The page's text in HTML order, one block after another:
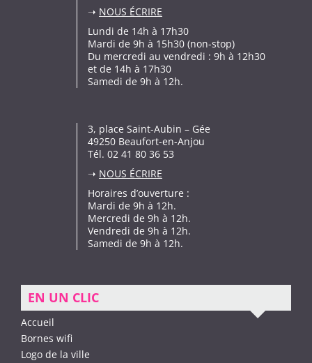
➝ NOUS ÉCRIRE
Lundi de 14h à 17h30
Mardi de 9h à 15h30 (non-stop)
Du mercredi au vendredi : 9h à 12h30
et de 14h à 17h30
Samedi de 9h à 12h.
3, place Saint-Aubin – Gée
49250 Beaufort-en-Anjou
Tél. 02 41 80 36 53
➝ NOUS ÉCRIRE
Horaires d’ouverture :
Mardi de 9h à 12h.
Mercredi de 9h à 12h.
Vendredi de 9h à 12h.
Samedi de 9h à 12h.
EN UN CLIC
Accueil
Bornes wifi
Logo de la ville